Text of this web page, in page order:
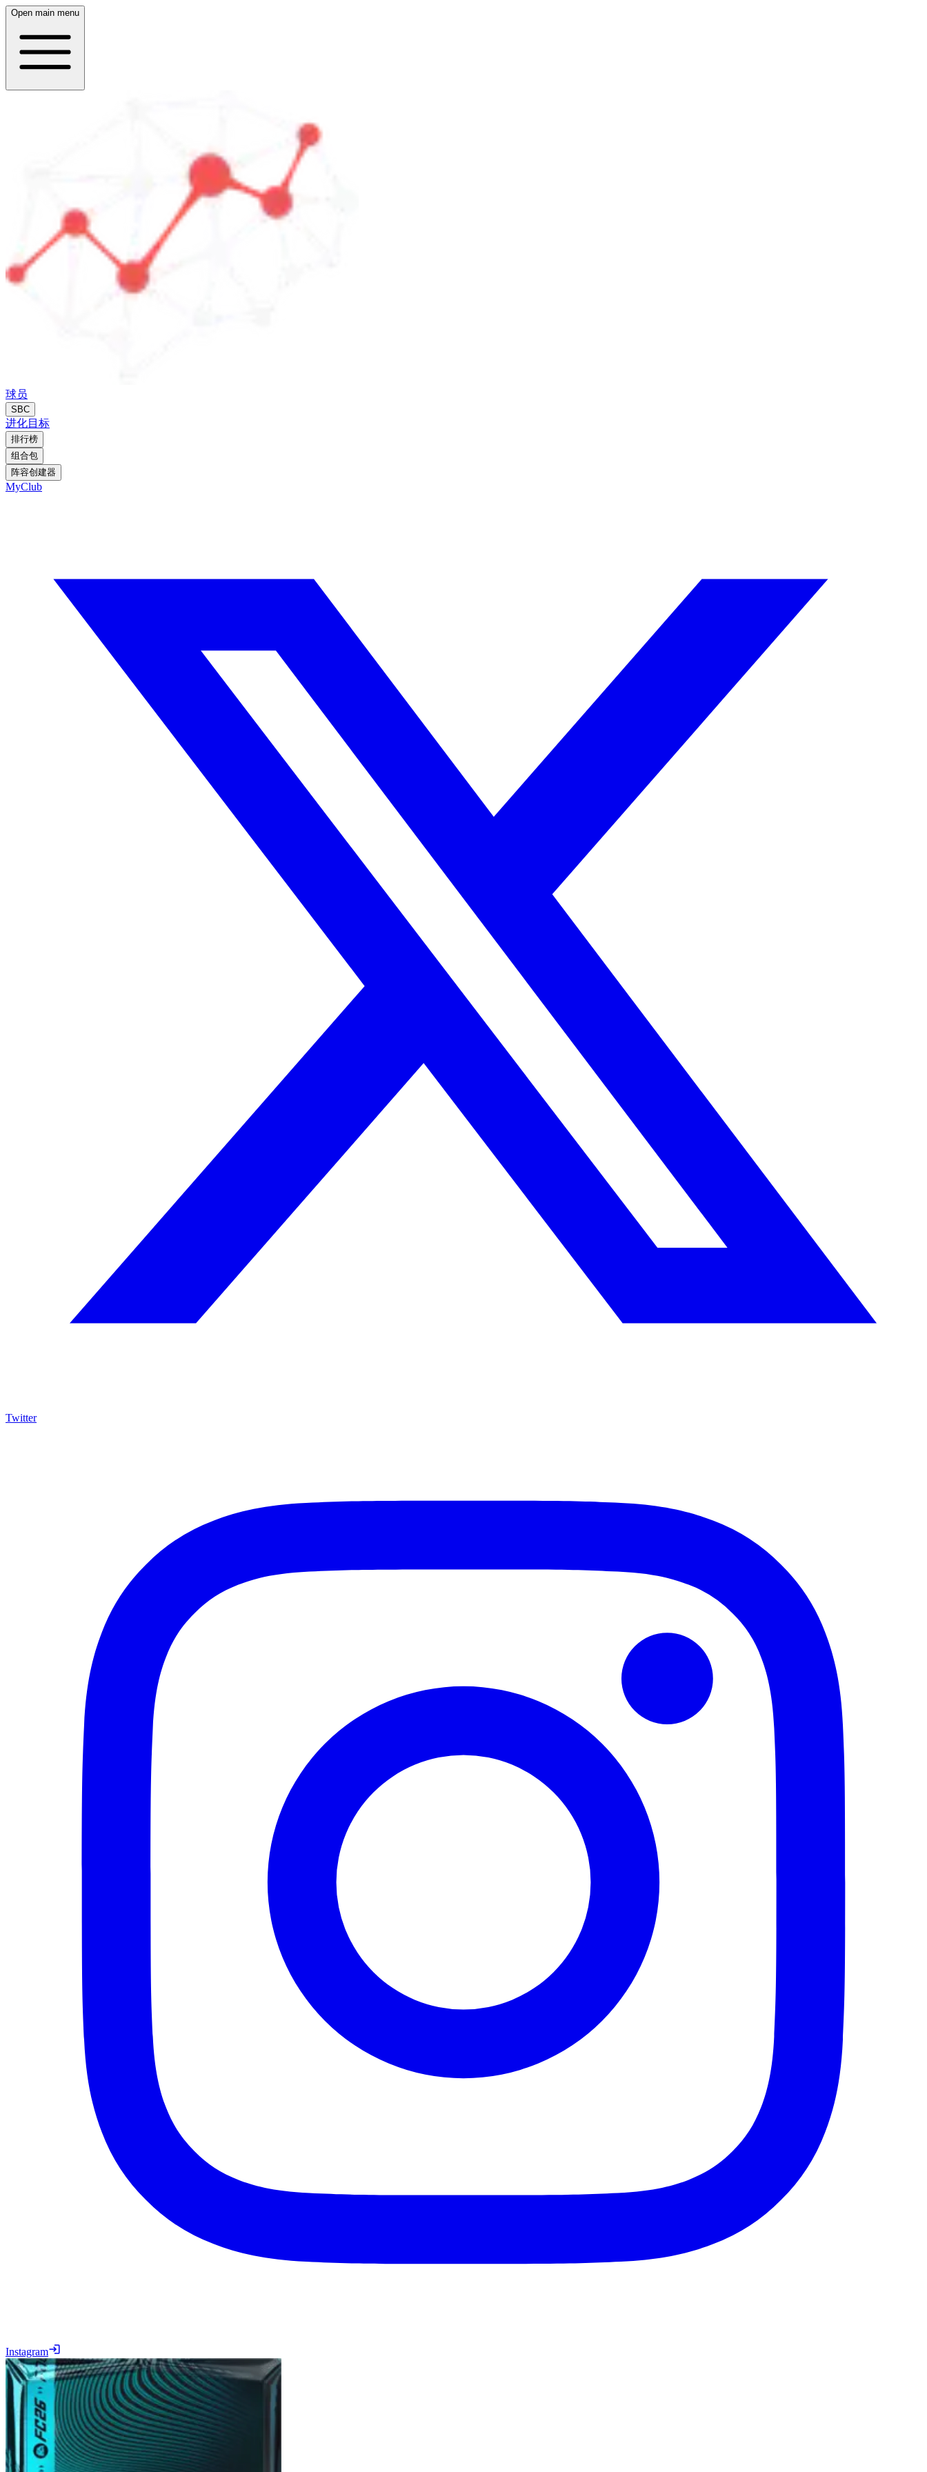
Open main menu
球员
SBC
进化目标
排行榜
组合包
阵容创建器
MyClub
Twitter
Instagram